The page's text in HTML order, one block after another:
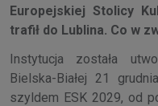
Europejskiej Stolicy
trafił do Lublina. Co w
Instytucja została
Bielska-Białej 21
szyldem ESK 2029, od